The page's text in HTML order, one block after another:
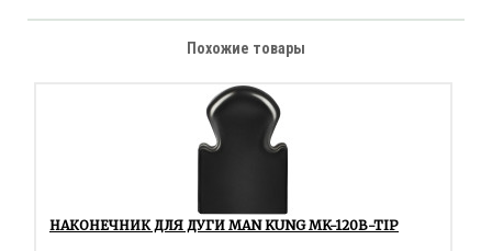
Похожие товары
НАКОНЕЧНИК ДЛЯ ДУГИ MAN KUNG MK-120B-TIP